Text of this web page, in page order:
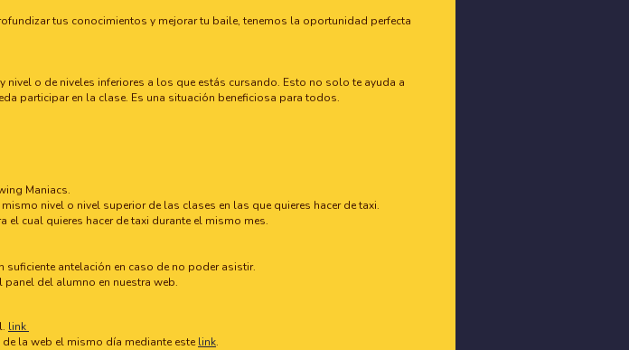
tus conocimientos y mejorar tu baile, tenemos la oportunidad perfecta
o de niveles inferiores a los que estás cursando. Esto no solo te ayuda a
participar en la clase. Es una situación beneficiosa para todos.
Maniacs.
nivel o nivel superior de las clases en las que quieres hacer de taxi.
cual quieres hacer de taxi durante el mismo mes.
antelación en caso de no poder asistir.
del alumno en nuestra web.
link
la web el mismo día mediante este link.